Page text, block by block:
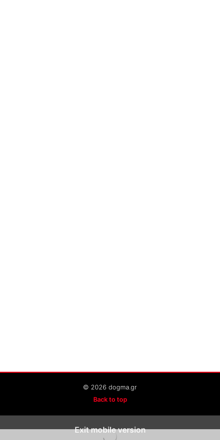
© 2026 dogma.gr
Back to top
Exit mobile version